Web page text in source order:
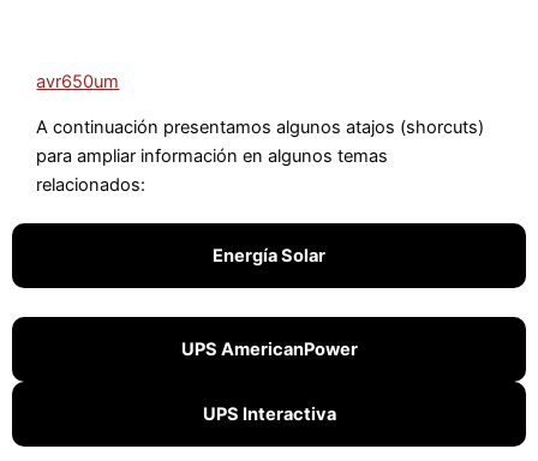
avr650um
A continuación presentamos algunos atajos (shorcuts)
para ampliar información en algunos temas
relacionados:
Energía Solar
UPS AmericanPower
UPS Interactiva